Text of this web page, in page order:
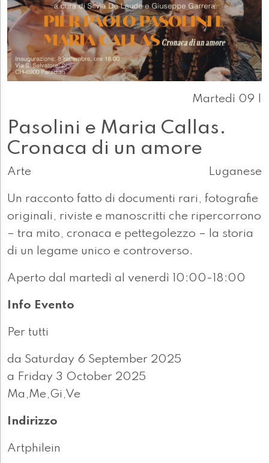
Martedì 09 |
Pasolini e Maria Callas.
Cronaca di un amore
Arte Luganese
Un racconto fatto di documenti rari, fotografie
originali, riviste e manoscritti che ripercorrono
– tra mito, cronaca e pettegolezzo – la storia
di un legame unico e controverso.
Aperto dal martedì al venerdì 10:00-18:00
Info Evento
Per tutti
da Saturday 6 September 2025
a Friday 3 October 2025
Ma,Me,Gi,Ve
Indirizzo
Artphilein